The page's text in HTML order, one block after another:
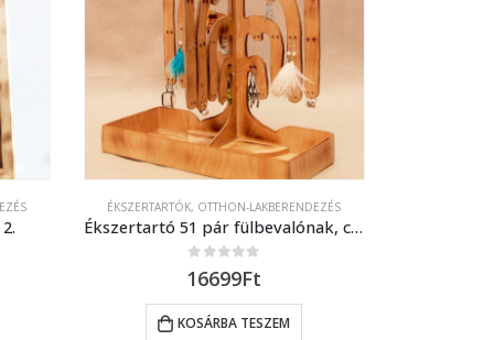
ÉKSZERTARTÓK, OTTHON-LAKBERENDEZÉS
Ékszertartó 51 pár fülbevalónak, csecsebecséknek
0 out of 5
16699Ft
KOSÁRBA TESZEM